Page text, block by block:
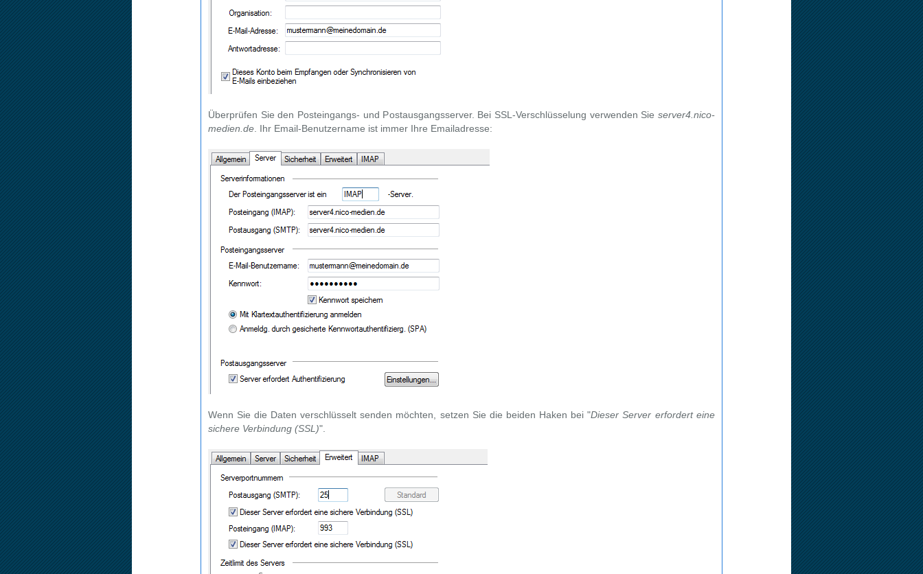
Überprüfen Sie den Posteingangs- und Postausgangsserver. Bei SSL-Verschlüsselung verwenden Sie server4.nico-
medien.de . Ihr Email-Benutzername ist immer Ihre Emailadresse:
Wenn Sie die Daten verschlüsselt senden möchten, setzen Sie die beiden Haken bei "Dieser Server erfordert eine
sichere Verbindung (SSL)".